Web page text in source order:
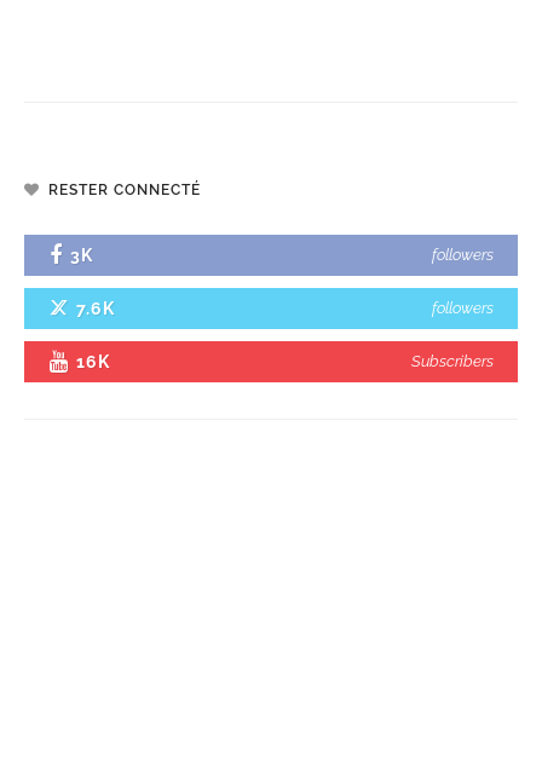
RESTER CONNECTÉ
3K followers
7.6K followers
16K Subscribers